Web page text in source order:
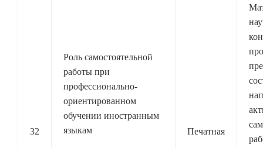
32
Роль самостоятельной
работы при
профессионально-
ориентированном
обучении иностранным
языкам
Печатная